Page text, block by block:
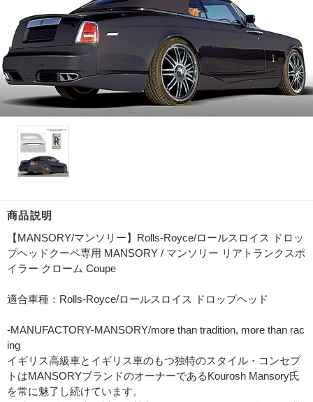
商品説明
【MANSORY/マンソリー】Rolls-Royce/ロールスロイス ドロッ
プヘッドクーペ専用 MANSORY / マンソリー リアトランクスポ
イラー クローム Coupe
適合車種：Rolls-Royce/ロールスロイス ドロップヘッド
-MANUFACTORY-MANSORY/more than tradition, more than rac
ing
イギリス高級車とイギリス車のもつ独特のスタイル・コンセプ
トはMANSORYブランドのオーナーであるKourosh Mansory氏
を常に魅了し続けています。